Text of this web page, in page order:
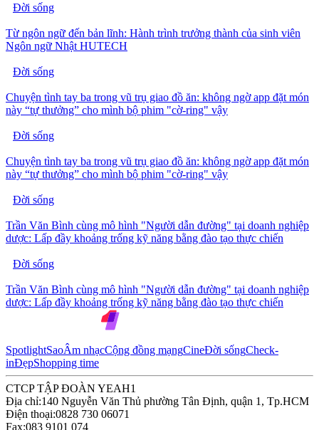
Đời sống
Từ ngôn ngữ đến bản lĩnh: Hành trình trưởng thành của sinh viên
Ngôn ngữ Nhật HUTECH
Đời sống
Chuyện tình tay ba trong vũ trụ giao đồ ăn: không ngờ app đặt món
này “tự thưởng” cho mình bộ phim "cờ-ring" vậy
Đời sống
Chuyện tình tay ba trong vũ trụ giao đồ ăn: không ngờ app đặt món
này “tự thưởng” cho mình bộ phim "cờ-ring" vậy
Đời sống
Trần Văn Bình cùng mô hình "Người dẫn đường" tại doanh nghiệp
dược: Lấp đầy khoảng trống kỹ năng bằng đào tạo thực chiến
Đời sống
Trần Văn Bình cùng mô hình "Người dẫn đường" tại doanh nghiệp
dược: Lấp đầy khoảng trống kỹ năng bằng đào tạo thực chiến
SpotlightSaoÂm nhạcCộng đồng mạngCineĐời sốngCheck-
inĐẹpShopping time
CTCP TẬP ĐOÀN YEAH1
Địa chỉ:140 Nguyễn Văn Thủ phường Tân Định, quận 1, Tp.HCM
Điện thoại:0828 730 06071
Fax:083 9101 074